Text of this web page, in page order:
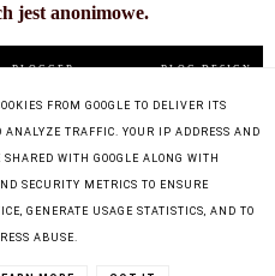
jest anonimowe.
, BLOGGER
BLOG DESIGN:
FROM GOOGLE TO DELIVER ITS
ANALYZE TRAFFIC. YOUR IP ADDRESS AND
SHARED WITH GOOGLE ALONG WITH
SECURITY METRICS TO ENSURE
GENERATE USAGE STATISTICS, AND TO
ABUSE.